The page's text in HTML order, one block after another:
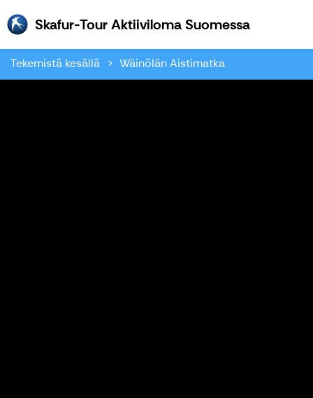
Skafur-Tour Aktiiviloma SuomessaSkafur-
Tekemistä kesällä Wäinölän Aistimatka